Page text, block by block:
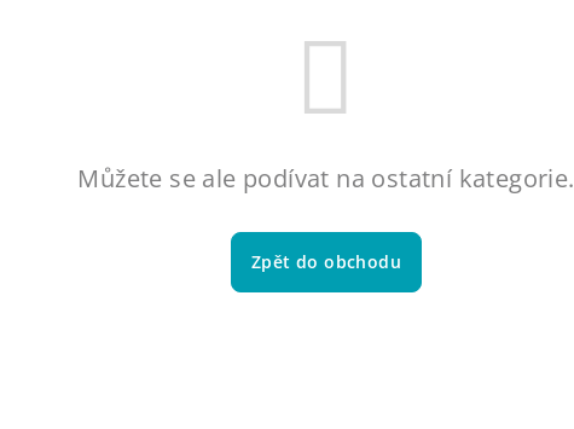
Můžete se ale podívat na ostatní kategorie.
Zpět do obchodu